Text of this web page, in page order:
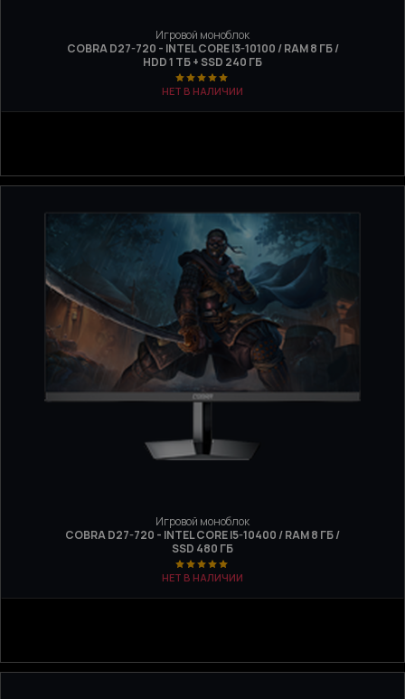
Игровой моноблок
COBRA D27-720 - INTEL CORE I3-10100 / RAM 8 ГБ /
HDD 1 ТБ + SSD 240 ГБ
НЕТ В НАЛИЧИИ
Игровой моноблок
COBRA D27-720 - INTEL CORE I5-10400 / RAM 8 ГБ /
SSD 480 ГБ
НЕТ В НАЛИЧИИ